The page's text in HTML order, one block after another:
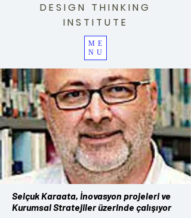
DESIGN THINKING
INSTITUTE
ME
NU
Selçuk Karaata, İnovasyon projeleri ve
Kurumsal Stratejiler üzerinde çalışıyor